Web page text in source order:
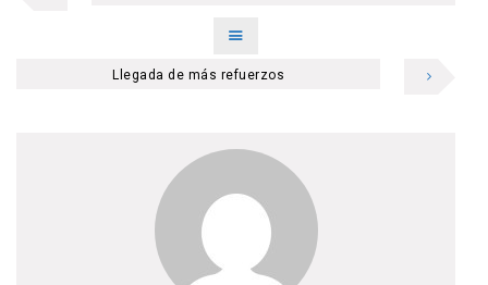
Llegada de más refuerzos